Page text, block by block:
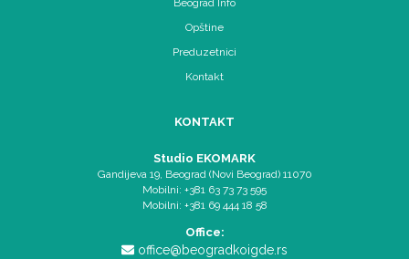
Beograd Info
Opštine
Preduzetnici
Kontakt
KONTAKT
Studio EKOMARK
Gandijeva 19, Beograd (Novi Beograd) 11070
Mobilni: +381 63 73 73 595
Mobilni: +381 69 444 18 58
Office:
office@beogradkoigde.rs